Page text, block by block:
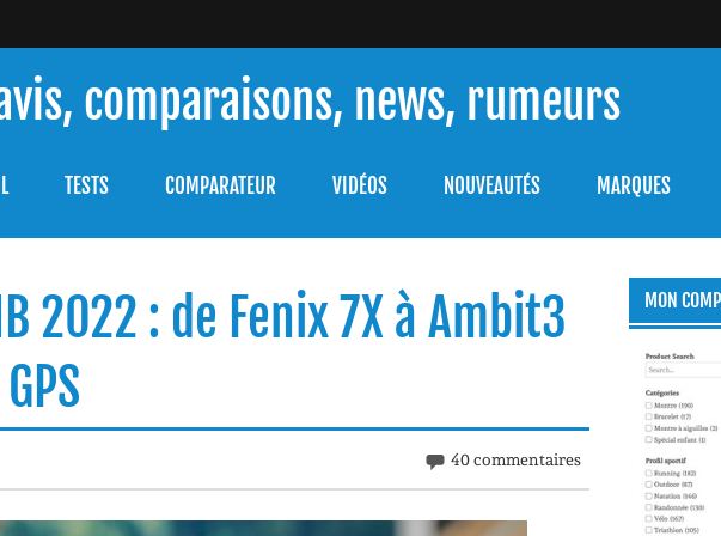
comparaisons, news, rumeurs
TESTS COMPARATEUR VIDÉOS NOUVEAUTÉS MARQUES
2022 : de Fenix 7X à Ambit3
40 commentaires
MON